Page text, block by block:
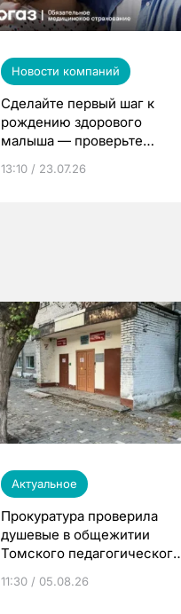
Новости компаний
Сделайте первый шаг к
рождению здорового
малыша — проверьте
по ОМС!
13:10 / 23.07.26
Актуальное
Прокуратура проверила
душевые в общежитии
Томского педагогического
11:30 / 05.08.26